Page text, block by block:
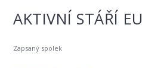
AKTIVNÍ STÁŘÍ EU
Zapsaný spolek